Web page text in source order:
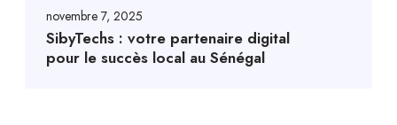
novembre 7, 2025
SibyTechs : votre partenaire digital
pour le succès local au Sénégal